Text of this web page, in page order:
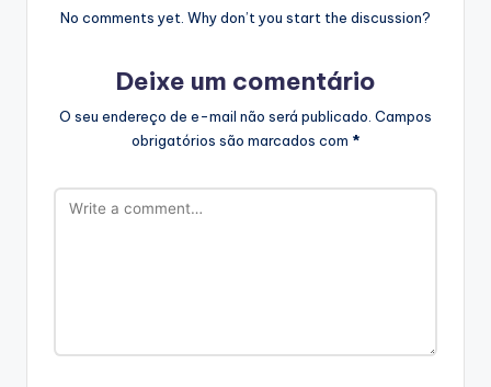
No comments yet. Why don’t you start the discussion?
Deixe um comentário
O seu endereço de e-mail não será publicado. Campos
obrigatórios são marcados com *